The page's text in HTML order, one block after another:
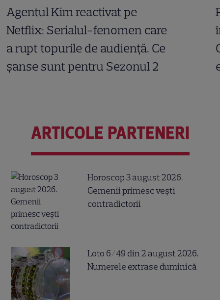
Agentul Kim reactivat pe
Netflix: Serialul-fenomen care
a rupt topurile de audiență. Ce
șanse sunt pentru Sezonul 2
ARTICOLE PARTENERI
Horoscop 3 august 2026.
Gemenii primesc vești
contradictorii
Loto 6/49 din 2 august 2026.
Numerele extrase duminică